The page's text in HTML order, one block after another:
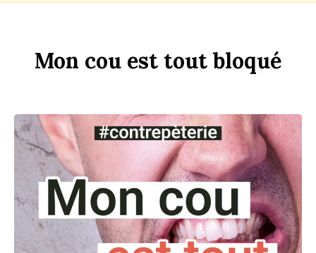
Mon cou est tout bloqué